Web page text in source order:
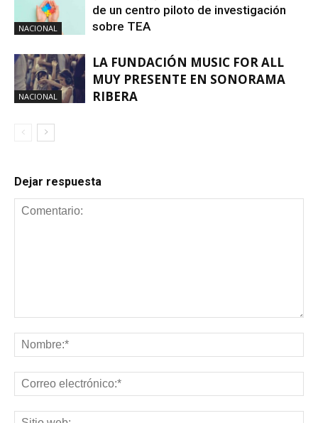
NACIONAL
de un centro piloto de investigación
sobre TEA
NACIONAL
LA FUNDACIÓN MUSIC FOR ALL
MUY PRESENTE EN SONORAMA
RIBERA
Dejar respuesta